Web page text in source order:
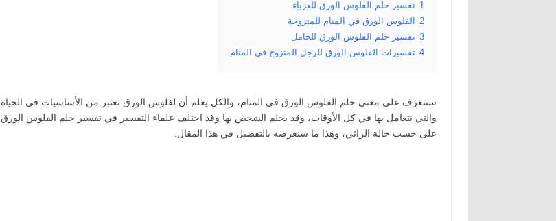
1 تفسير حلم الفلوس الورق للعزباء
2
الفلوس الورق في المنام للمتزوجة
3 تفسير حلم الفلوس الورق للحامل
4 تفسيرات الفلوس الورق للرجل المتزوج في المنام
سنتعرف على معنى حلم الفلوس الورق في المنام، والكل يعلم أن لفلوس الورق تعتبر من الأساسيات في الحياة
والتي نتعامل بها في كل الأوقات، وقد يحلم الشخص بها وقد اختلف علماء التفسير في تفسير حلم الفلوس الورق
على حسب حالة الرائي، وهذا ما سنعرضه بالتفصيل في هذا المقال.